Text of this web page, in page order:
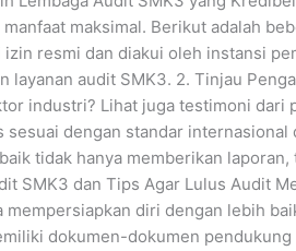
maksimal. Berikut adalah
resmi dan diakui oleh instansi
audit SMK3. 2. Tinjau
industri? Lihat juga testimoni dari
dengan standar
tidak hanya memberikan
SMK3 dan Tips Agar Lulus Audit
diri dengan lebih
dokumen-dokumen